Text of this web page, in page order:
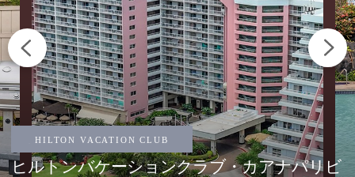
ヒルトンバケーションクラブ・カアナパリビ